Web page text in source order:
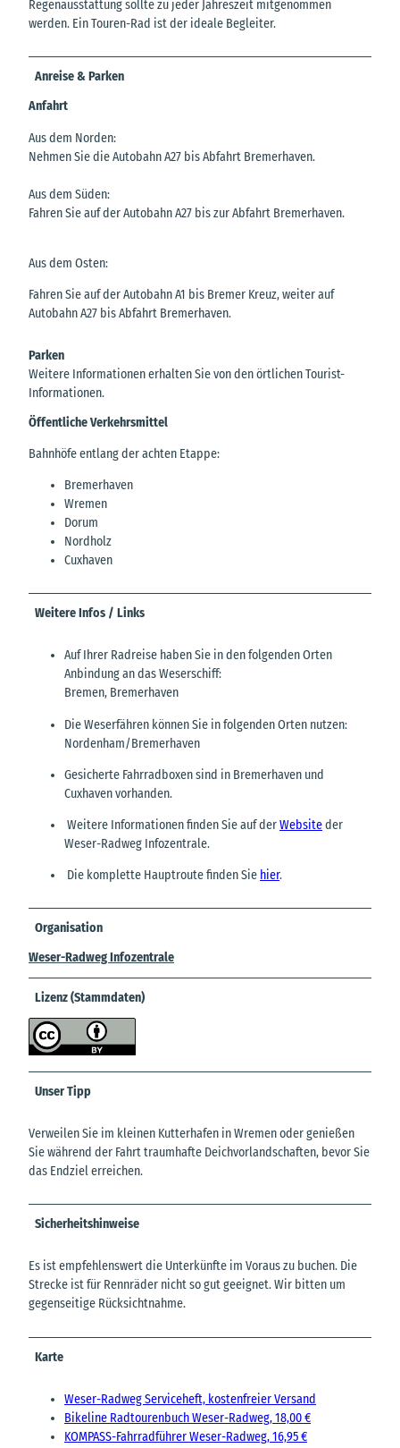
Regenausstattung sollte zu jeder Jahreszeit mitgenommen
werden. Ein Touren-Rad ist der ideale Begleiter.
Anreise & Parken
Anfahrt
Aus dem Norden:
Nehmen Sie die Autobahn A27 bis Abfahrt Bremerhaven.
Aus dem Süden:
Fahren Sie auf der Autobahn A27 bis zur Abfahrt Bremerhaven.
Aus dem Osten:
Fahren Sie auf der Autobahn A1 bis Bremer Kreuz, weiter auf
Autobahn A27 bis Abfahrt Bremerhaven.
Parken
Weitere Informationen erhalten Sie von den örtlichen Tourist-
Informationen.
Öffentliche Verkehrsmittel
Bahnhöfe entlang der achten Etappe:
Bremerhaven
Wremen
Dorum
Nordholz
Cuxhaven
Weitere Infos / Links
Auf Ihrer Radreise haben Sie in den folgenden Orten
Anbindung an das Weserschiff:
Bremen, Bremerhaven
Die Weserfähren können Sie in folgenden Orten nutzen:
Nordenham/Bremerhaven
Gesicherte Fahrradboxen sind in Bremerhaven und
Cuxhaven vorhanden.
Weitere Informationen finden Sie auf derWebsiteder
Weser-Radweg Infozentrale.
Die komplette Hauptroute finden Sie hier.
Organisation
Weser-Radweg Infozentrale
Lizenz (Stammdaten)
Unser Tipp
Verweilen Sie im kleinen Kutterhafen in Wremen oder genießen
Sie während der Fahrt traumhafte Deichvorlandschaften, bevor Sie
das Endziel erreichen.
Sicherheitshinweise
Es ist empfehlenswert die Unterkünfte im Voraus zu buchen. Die
Strecke ist für Rennräder nicht so gut geeignet. Wir bitten um
gegenseitige Rücksichtnahme.
Karte
Weser-Radweg Serviceheft, kostenfreier Versand
Bikeline Radtourenbuch Weser-Radweg, 18,00 €
KOMPASS-Fahrradführer Weser-Radweg, 16,95 €